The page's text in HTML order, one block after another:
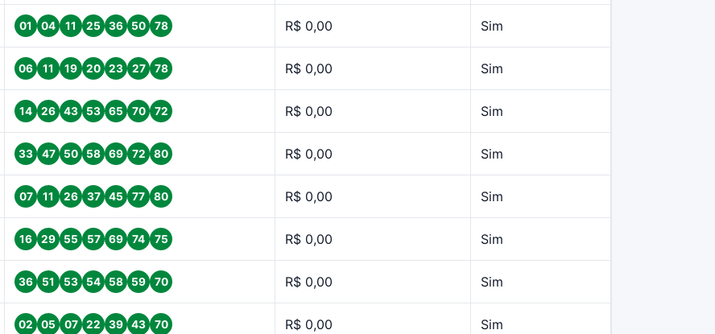
01 04 11 25 36 50 78 R$ 0,00 Sim
06 11 19 20 23 27 78 R$ 0,00 Sim
14 26 43 53 65 70 72 R$ 0,00 Sim
33 47 50 58 69 72 80 R$ 0,00 Sim
07 11 26 37 45 77 80 R$ 0,00 Sim
16 29 55 57 69 74 75 R$ 0,00 Sim
36 51 53 54 58 59 70 R$ 0,00 Sim
02 05 07 22 39 43 70 R$ 0,00 Sim